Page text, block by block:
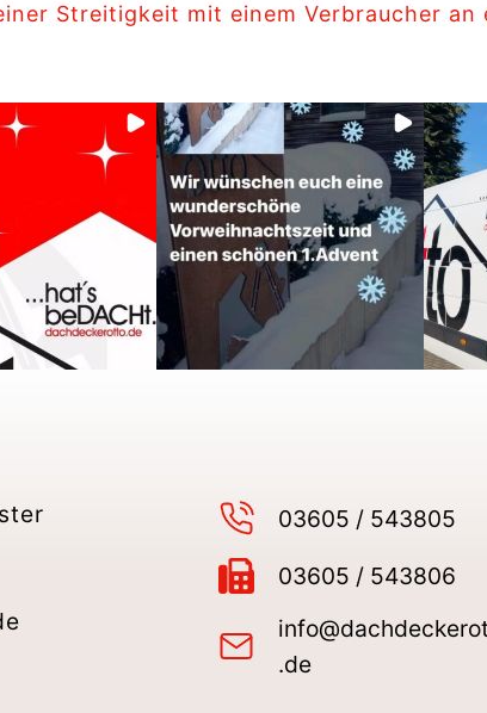
Streitigkeit mit einem Verbraucher
03605 / 543805
03605 / 543806
.de